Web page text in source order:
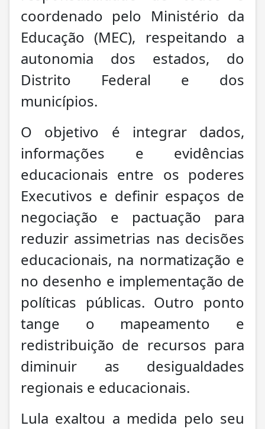
coordenado pelo Ministério da
Educação (MEC), respeitando a
autonomia dos estados, do
Distrito Federal e dos
municípios.
O objetivo é integrar dados,
informações e evidências
educacionais entre os poderes
Executivos e definir espaços de
negociação e pactuação para
reduzir assimetrias nas decisões
educacionais, na normatização e
no desenho e implementação de
políticas públicas. Outro ponto
tange o mapeamento e
redistribuição de recursos para
diminuir as desigualdades
regionais e educacionais.
Lula exaltou a medida pelo seu